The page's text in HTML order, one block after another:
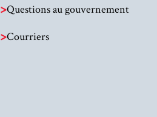
>Questions au gouvernement
>Courriers